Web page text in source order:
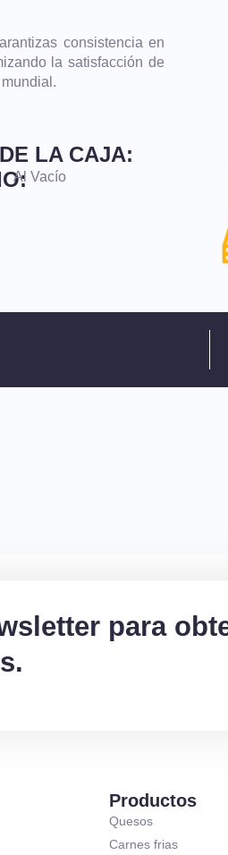
consistencia en
la satisfacción de
LA CAJA:
Al Vacío
para
Productos
Quesos
Carnes frias